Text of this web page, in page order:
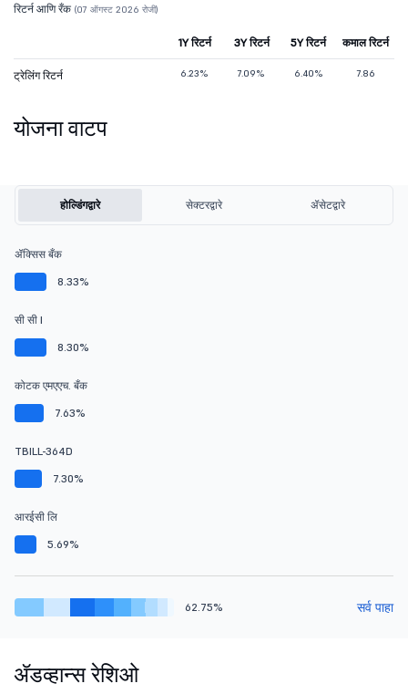
रिटर्न आणि रँक (07 ऑगस्ट 2026 रोजी)
1Y रिटर्न 3Y रिटर्न 5Y रिटर्न कमाल रिटर्न
ट्रेलिंग रिटर्न 6.23% 7.09% 6.40% 7.86
योजना वाटप
होल्डिंगद्वारे सेक्टरद्वारे ॲसेटद्वारे
ॲक्सिस बँक
8.33%
सी सी I
8.30%
कोटक एमएएच. बँक
7.63%
TBILL-364D
7.30%
आरईसी लि
5.69%
62.75% सर्व पाहा
ॲडव्हान्स रेशिओ